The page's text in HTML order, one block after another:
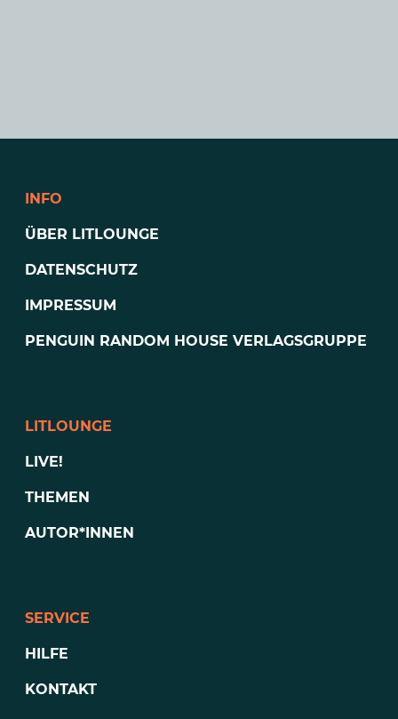
INFO
ÜBER LITLOUNGE
DATENSCHUTZ
IMPRESSUM
PENGUIN RANDOM HOUSE VERLAGSGRUPPE
LITLOUNGE
LIVE!
THEMEN
AUTOR*INNEN
SERVICE
HILFE
KONTAKT